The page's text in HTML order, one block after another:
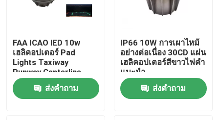
บ้าน
สินค้า
FAA ICAO lED 10w
เฮลิคอปเตอร์ Pad
Lights Taxiway
Runway Centerline
Lights
ส่งคำถาม
IP66 10W การเผาไหม้
อย่างต่อเนื่อง 30CD แผ่น
เฮลิคอปเตอร์สีขาวไฟคำ
แนะนำ
ส่งคำถาม